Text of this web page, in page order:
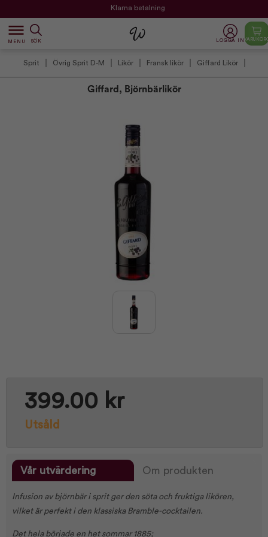
Klarna betalning
dehaze
MENU SÖK LOGGA IN
Sprit Övrig Sprit D-M Likör Fransk likör Giffard Likör
Giffard, Björnbärlikör
399.00 kr
Utsåld
Vår utvärdering Om produkten
Infusion av björnbär i sprit ger den söta och fruktiga likören,
vilket är perfekt i den klassiska Bramble-cocktailen.
Det hela började en het sommar 1885;